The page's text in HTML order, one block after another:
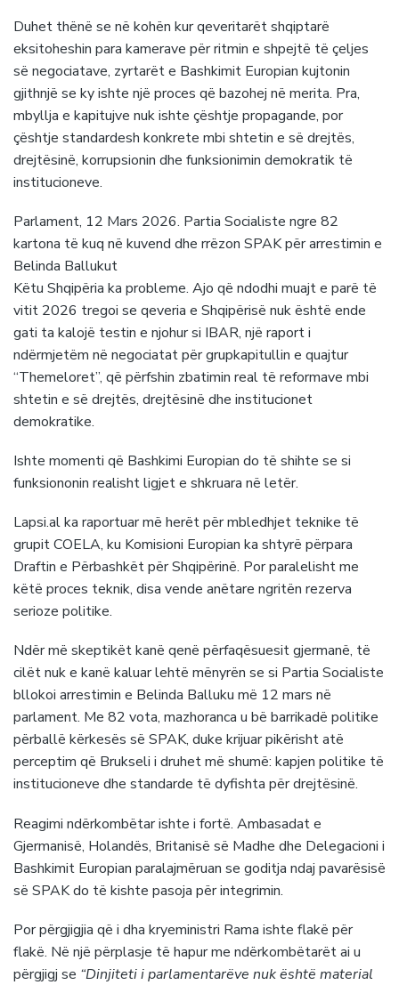
Duhet thënë se në kohën kur qeveritarët shqiptarë
eksitoheshin para kamerave për ritmin e shpejtë të çeljes
së negociatave, zyrtarët e Bashkimit Europian kujtonin
gjithnjë se ky ishte një proces që bazohej në merita. Pra,
mbyllja e kapitujve nuk ishte çështje propagande, por
çështje standardesh konkrete mbi shtetin e së drejtës,
drejtësinë, korrupsionin dhe funksionimin demokratik të
institucioneve.
Parlament, 12 Mars 2026. Partia Socialiste ngre 82
kartona të kuq në kuvend dhe rrëzon SPAK për arrestimin e
Belinda Ballukut
Këtu Shqipëria ka probleme. Ajo që ndodhi muajt e parë të
vitit 2026 tregoi se qeveria e Shqipërisë nuk është ende
gati ta kalojë testin e njohur si IBAR, një raport i
ndërmjetëm në negociatat për grupkapitullin e quajtur
“Themeloret”, që përfshin zbatimin real të reformave mbi
shtetin e së drejtës, drejtësinë dhe institucionet
demokratike.
Ishte momenti që Bashkimi Europian do të shihte se si
funksiononin realisht ligjet e shkruara në letër.
Lapsi.al ka raportuar më herët për mbledhjet teknike të
grupit COELA, ku Komisioni Europian ka shtyrë përpara
Draftin e Përbashkët për Shqipërinë. Por paralelisht me
këtë proces teknik, disa vende anëtare ngritën rezerva
serioze politike.
Ndër më skeptikët kanë qenë përfaqësuesit gjermanë, të
cilët nuk e kanë kaluar lehtë mënyrën se si Partia Socialiste
bllokoi arrestimin e Belinda Balluku më 12 mars në
parlament. Me 82 vota, mazhoranca u bë barrikadë politike
përballë kërkesës së SPAK, duke krijuar pikërisht atë
perceptim që Brukseli i druhet më shumë: kapjen politike të
institucioneve dhe standarde të dyfishta për drejtësinë.
Reagimi ndërkombëtar ishte i fortë. Ambasadat e
Gjermanisë, Holandës, Britanisë së Madhe dhe Delegacioni i
Bashkimit Europian paralajmëruan se goditja ndaj pavarësisë
së SPAK do të kishte pasoja për integrimin.
Por përgjigjia që i dha kryeministri Rama ishte flakë për
flakë. Në një përplasje të hapur me ndërkombëtarët ai u
përgjigj se “Dinjiteti i parlamentarëve nuk është material